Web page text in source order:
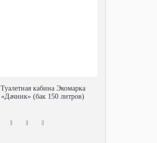
Туалетная кабина Экомарка
«Дачник» (бак 150 литров)